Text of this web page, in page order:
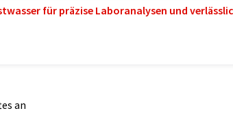
für präzise Laboranalysen und
an